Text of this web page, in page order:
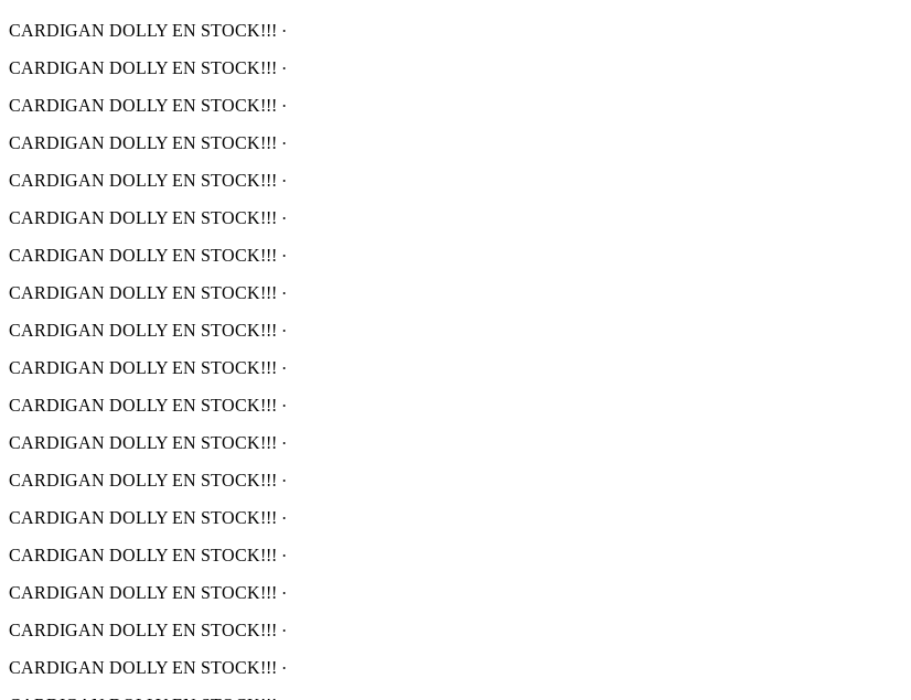
CARDIGAN DOLLY EN STOCK!!! ·
CARDIGAN DOLLY EN STOCK!!! ·
CARDIGAN DOLLY EN STOCK!!! ·
CARDIGAN DOLLY EN STOCK!!! ·
CARDIGAN DOLLY EN STOCK!!! ·
CARDIGAN DOLLY EN STOCK!!! ·
CARDIGAN DOLLY EN STOCK!!! ·
CARDIGAN DOLLY EN STOCK!!! ·
CARDIGAN DOLLY EN STOCK!!! ·
CARDIGAN DOLLY EN STOCK!!! ·
CARDIGAN DOLLY EN STOCK!!! ·
CARDIGAN DOLLY EN STOCK!!! ·
CARDIGAN DOLLY EN STOCK!!! ·
CARDIGAN DOLLY EN STOCK!!! ·
CARDIGAN DOLLY EN STOCK!!! ·
CARDIGAN DOLLY EN STOCK!!! ·
CARDIGAN DOLLY EN STOCK!!! ·
CARDIGAN DOLLY EN STOCK!!! ·